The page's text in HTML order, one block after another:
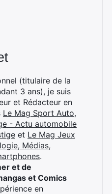
(titulaire de la
3 ans), je suis
et Rédacteur en
Le Mag Sport Auto,
- Actu automobile
et Le Mag Jeux
Médias,
.
et de
et Comics
en